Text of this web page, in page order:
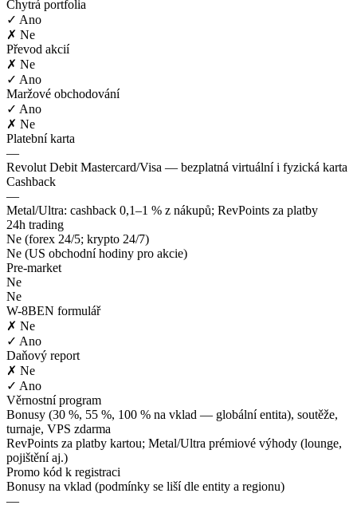
Chytrá portfolia
✓ Ano
✗ Ne
Převod akcií
✗ Ne
✓ Ano
Maržové obchodování
✓ Ano
✗ Ne
Platební karta
—
Revolut Debit Mastercard/Visa — bezplatná virtuální i fyzická karta
Cashback
—
Metal/Ultra: cashback 0,1–1 % z nákupů; RevPoints za platby
24h trading
Ne (forex 24/5; krypto 24/7)
Ne (US obchodní hodiny pro akcie)
Pre-market
Ne
Ne
W-8BEN formulář
✗ Ne
✓ Ano
Daňový report
✗ Ne
✓ Ano
Věrnostní program
Bonusy (30 %, 55 %, 100 % na vklad — globální entita), soutěže,
turnaje, VPS zdarma
RevPoints za platby kartou; Metal/Ultra prémiové výhody (lounge,
pojištění aj.)
Promo kód k registraci
Bonusy na vklad (podmínky se liší dle entity a regionu)
—